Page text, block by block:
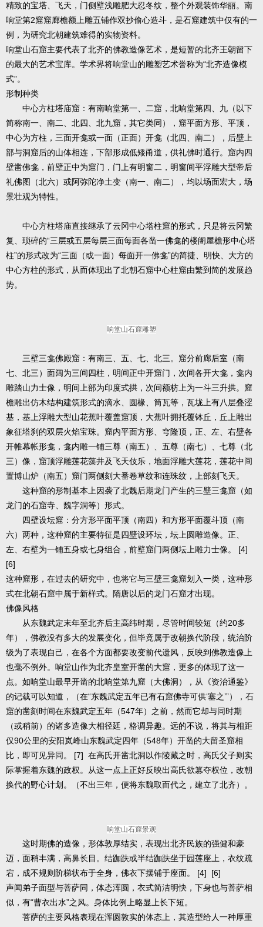
精致的宝塔、飞天，门侧壁浅雕肥大忍冬纹，整个外观装饰华丽。南
响堂第2窟窟廊檐额上雕五铺作双抄偷心造斗，是石窟建筑中仅有的一
例，为研究北朝建筑难得的实物资料。
响堂山石窟主要代表了北齐的佛教造像艺术，是短暂的北齐王朝留下
的最大的艺术宝库。学术界将响堂山的雕塑艺术誉称为“北齐造像模
式”。
形制种类
中心方柱塔庙窟：有南响堂第一、二窟，北响堂第四、九（以下
简称南一、南二、北四、北九窟，其它类同），窟平面方形、平顶，
中心为方柱，三面开龛或一面（正面）开龛（北四、南二），后壁上
部与洞窟后的山体相连，下部形成低矮甬道，供礼佛时通行。窟内四
壁凿佛龛，前壁正中为窟门，门上有明窗二，明窗间平浮雕大型帝后
礼佛图（北六）或阿弥陀净土变（南一、南二），均以场面宏大，场
景壮观为特性。
中心方柱塔庙直接继承了云冈中心塔柱窟的形式，只是将云冈繁
复、琐碎的“三层或五层每层三面每面各凿一佛龛的楼阁屋檐形中心塔
柱”的形式改为“三面（或一面）每面开一佛龛”的简捷、明快、大方的
中心方柱的形式，从而体现出了北朝石窟中心柱窟由繁到简的发展趋
势。
响堂山石窟雕塑
三壁三龛佛殿窟：有南三、五、七、北三。窟分前廊后室（南
七、北三）面阔为三间四柱，明间正中开窟门，次间各开大龛，龛内
雕踏山力士像，明间上部为印度式拱，次间额枋上为一斗三升拱。窟
檐雕出仿木结构建筑形式的滴水、圆椽、筒瓦等，瓦垅上有八层叠涩
基，基上浮雕大型山花蕉叶覆盖窟顶，大蕉叶拥托覆钵丘，丘上雕出
象征塔刹的双层火焰宝珠。窟内平面方形、穹隆顶，正、左、右壁各
开帷幕帐形龛，龛内雕一铺三尊（南五）、五尊（南七）、七尊（北
三）像，窟顶浮雕莲花藻井及飞天伎乐，地面浮雕大莲花，莲花中间
置博山炉（南五）窟门两侧刻大番卷草纹和连珠纹，上部刻飞天。
这种窟的形制基本上因袭了北魏后期龙门产生的三壁三龛窟（如
龙门的石窟寺、魏字洞等）形式。
四壁设坛窟：分方形平面平顶（南四）和方形平面覆斗顶（南
六）两种，这种窟的主要特征是四壁设环坛，坛上圆雕造像。正、
左、右壁为一铺五身或七身组合，前壁窟门两侧坛上雕力士像。 [4]
[6]
这种窟形，在过去的研究中，也将它与三壁三龛窟划入一类，这种形
式在北朝石窟中属于新样式。隋唐以后的龙门石窟才出现。
佛像风格
从东魏武定末年至北齐后主高纬时期，尽管时间较短（约20多
年），佛教没有多大的发展变化，但毕竟属于改朝换代阶段，统治阶
级为了表现自己，在各个方面都要改变前代遗风，反映到佛教造像上
也毫不例外。响堂山作为北齐皇室开凿的大窟，更多的体现了这一
点。如响堂山最早开凿的北响堂第九窟（大佛洞），从《资治通鉴》
的记载可以知道，（在“东魏武定五年已有石窟佛寺可供‘塞之’”），石
窟的凿刻时间在东魏武定五年（547年）之前，然而它却与同时期
（或稍前）的诸多造像大相径廷，格调异趣。远的不说，将其与相距
仅90公里的安阳岚峰山东魏武定四年（548年）开凿的大留圣窟相
比，即可见异同。 [7] 在高氏开凿北洞以作陵藏之时，高氏父子则实
际掌握着东魏的政权。从这一点上正好反映出高氏欲篡夺权位，改朝
换代的野心计划。（不出三年，便将东魏取而代之，建立了北齐）。
响堂山石窟景观
这时期佛的造像，形体敦厚结实，表现出北齐民族的强健和豪
迈，面稍丰满，高鼻长目。结跏趺或半结跏趺坐于园莲座上，衣纹疏
宕，成不规则阶梯状布于全身，佛衣下摆铺于座面。 [4] [6]
声闻弟子面型与菩萨同，体态浑圆，衣式简洁明快，下身也与菩萨相
似，有“曹衣出水”之风。身体比例上略显上长下短。
菩萨的主要风格表现在浑圆敦实的体态上，其造型给人一种厚重